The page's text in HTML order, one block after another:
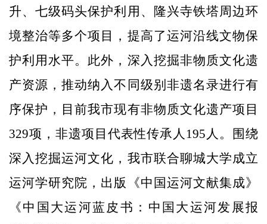
升、七级码头保护利用、隆兴寺铁塔周边环
境整治等多个项目，提高了运河沿线文物保
护利用水平。此外，深入挖掘非物质文化遗
产资源，推动纳入不同级别非遗名录进行有
序保护，目前我市现有非物质文化遗产项目
329项，非遗项目代表性传承人195人。围绕
深入挖掘运河文化，我市联合聊城大学成立
运河学研究院，出版《中国运河文献集成》
《中国大运河蓝皮书：中国大运河发展报